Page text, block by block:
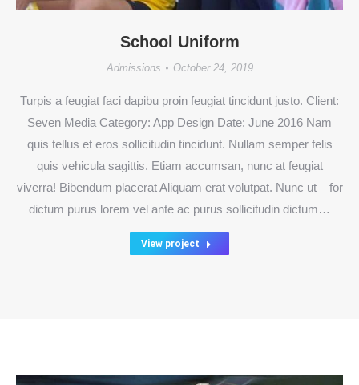
School Uniform
Admissions October 24, 2019
Turpis a feugiat faci dapibu proin feugiat tincidunt justo. Client:
Seven Media Category: App Design Date: June 2016 Nam
quis tellus et eros sollicitudin tincidunt. Nullam semper felis
quis vehicula sagittis. Etiam accumsan, nunc at feugiat
viverra! Bibendum placerat Aliquam erat volutpat. Nunc ut – for
dictum purus lorem vel ante ac purus sollicitudin dictum…
View project